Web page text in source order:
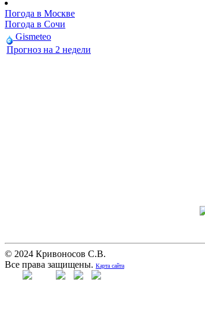
Погода в Москве
Погода в Сочи
Gismeteo
Прогноз на 2 недели
© 2024 Кривоносов С.В.
Все права защищены. Карта сайта